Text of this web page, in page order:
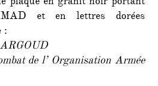
et en lettres dorées
:
de l’ Organisation Armée